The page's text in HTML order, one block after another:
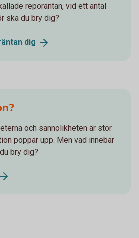
reporäntan, vid ett antal
ska du bry dig?
dig
och sannolikheten är stor
poppar upp. Men vad innebär
bry dig?